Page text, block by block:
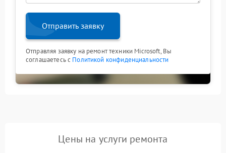
Отправить заявку
Отправляя заявку на ремонт техники Microsoft, Вы
соглашаетесь с Политикой конфиденциальности
Цены на услуги ремонта